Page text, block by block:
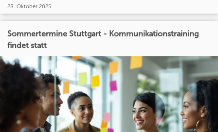
28. Oktober 2025
Sommertermine Stuttgart - Kommunikationstraining
findet statt